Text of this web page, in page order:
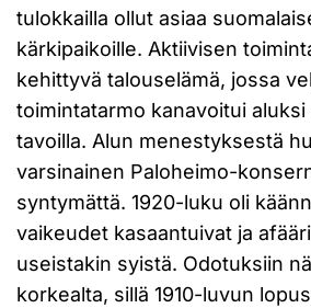
tulokkailla ollut asiaa
kärkipaikoille. Aktiivisen
kehittyvä talouselämä, jossa
toimintatarmo kanavoitui aluksi
tavoilla. Alun menestyksestä
varsinainen Paloheimo-
syntymättä. 1920-luku oli
vaikeudet kasaantuivat ja
useistakin syistä. Odotuksiin
korkealta, sillä 1910-luvun